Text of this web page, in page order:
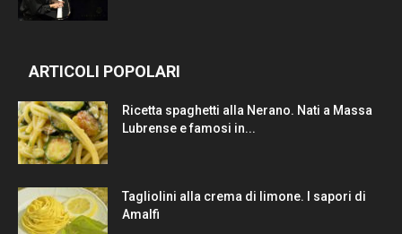
ARTICOLI POPOLARI
Ricetta spaghetti alla Nerano. Nati a Massa
Lubrense e famosi in...
Tagliolini alla crema di limone. I sapori di
Amalfi